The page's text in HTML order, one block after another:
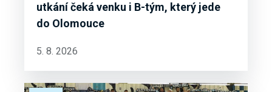
utkání čeká venku i B-tým, který jede
do Olomouce
5. 8. 2026